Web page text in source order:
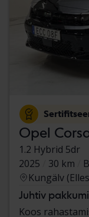
Opel
1.2 Hybrid 5dr
2025
30 km
Kungälv
Juhtiv
Koos